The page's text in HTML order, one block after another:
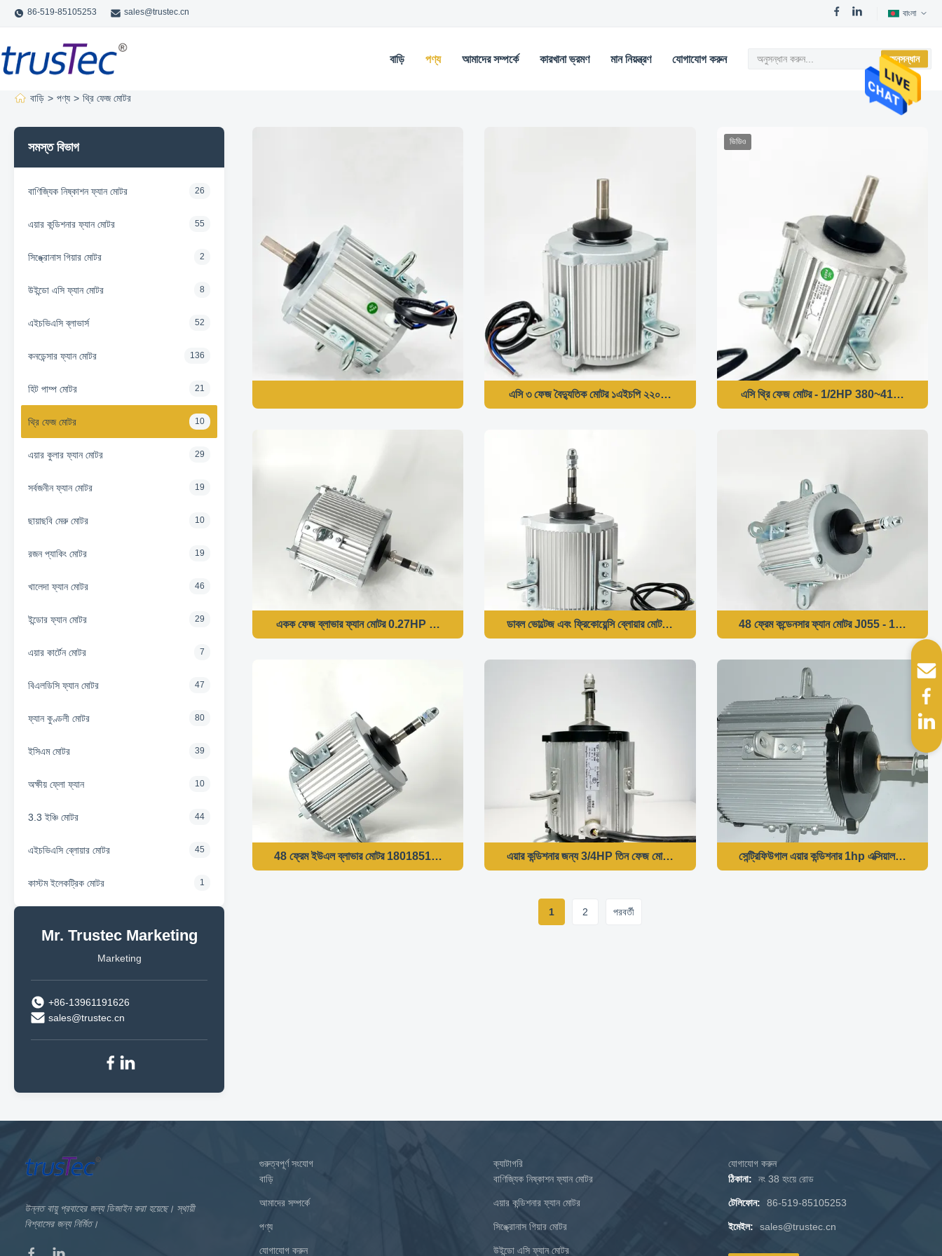
86-519-85105253 sales@trustec.cn বাংলা
বাড়ি পণ্য আমাদের সম্পর্কে কারখানা ভ্রমণ মান নিয়ন্ত্রণ যোগাযোগ করুন অনুসন্ধান
বাড়ি > পণ্য > থ্রি ফেজ মোটর
সমস্ত বিভাগ
বাণিজ্যিক নিষ্কাশন ফ্যান মোটর 26
এয়ার কন্ডিশনার ফ্যান মোটর 55
সিঙ্ক্রোনাস গিয়ার মোটর 2
উইন্ডো এসি ফ্যান মোটর 8
এইচভিএসি ব্লাভার্স 52
কনডেন্সার ফ্যান মোটর 136
হিট পাম্প মোটর 21
থ্রি ফেজ মোটর 10
এয়ার কুলার ফ্যান মোটর 29
সর্বজনীন ফ্যান মোটর 19
ছায়াছবি মেরু মোটর 10
রজন প্যাকিং মোটর 19
খালেদা ফ্যান মোটর 46
ইন্ডোর ফ্যান মোটর 29
এয়ার কার্টেন মোটর 7
বিএলডিসি ফ্যান মোটর 47
ফ্যান কুণ্ডলী মোটর 80
ইসিএম মোটর 39
অক্ষীয় ফ্লো ফ্যান 10
3.3 ইঞ্চি মোটর 44
এইচভিএসি ব্লোয়ার মোটর 45
কাস্টম ইলেকট্রিক মোটর 1
Mr. Trustec Marketing
Marketing
+86-13961191626
sales@trustec.cn
এসি ৩ ফেজ বৈদ্যুতিক মোটর ১এইচপি ২২০V ৬০এইচজেড ৯০০আরপিএম
ভিডিও
এসি থ্রি ফেজ মোটর - 1/2HP 380~415V
একক ফেজ ব্লাভার ফ্যান মোটর 0.27HP 1550RPM 115V 60HZডাবল ভোল্টেজ এবং ফ্রিকোয়েন্সি ব্লোয়ার মোটর - 1/2HP 1625RPM 115/230V 50/60HZ
48 ফ্রেম কন্ডেনসার ফ্যান মোটর J055 - 1/6HP
48 ফ্রেম ইউএল ব্লাভার মোটর 1801851 - 1/12HP 450RPM 115V 60HZএয়ার কন্ডিশনার জন্য 3/4HP তিন ফেজ মোটর YS-550-6 সেন্ট্রিফিউগাল এয়ার কন্ডিশনার 1hp এক্সিয়াল ফ্যান
1 2 পরবর্তী
উন্নত বায়ু প্রবাহের জন্য ডিজাইন করা হয়েছে। স্থায়ী
বিশ্বাসের জন্য নির্মিত।
গুরুত্বপূর্ণ সংযোগ
বাড়ি
আমাদের সম্পর্কে
পণ্য
যোগাযোগ করুন
ক্যাটাগরি
বাণিজ্যিক নিষ্কাশন ফ্যান মোটর
এয়ার কন্ডিশনার ফ্যান মোটর
সিঙ্ক্রোনাস গিয়ার মোটর
উইন্ডো এসি ফ্যান মোটর
যোগাযোগ করুন
ঠিকানা:
নং 38 হংয়ে রোড
টেলিফোন: 86-519-85105253
ইমেইল: sales@trustec.cn